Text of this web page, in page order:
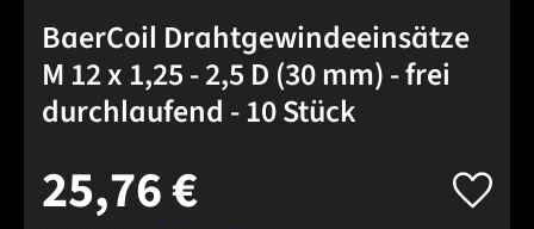
BaerCoil Drahtgewindeeinsätze
M 12 x 1,25 - 2,5 D (30 mm) - frei
durchlaufend - 10 Stück
25,76 €